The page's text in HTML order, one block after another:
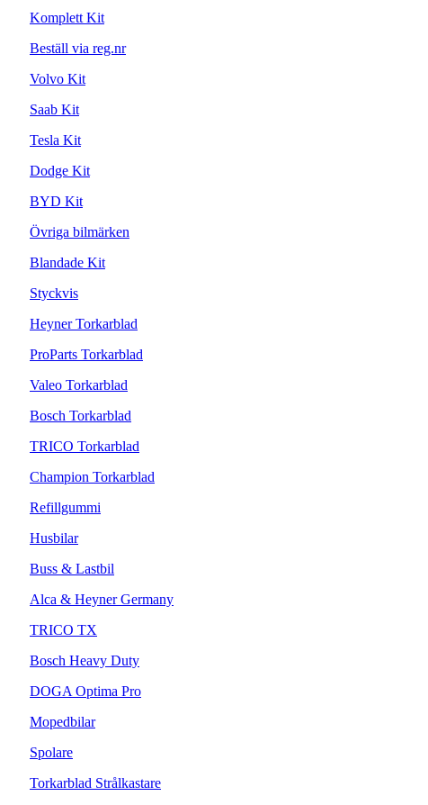
Komplett Kit
Beställ via reg.nr
Volvo Kit
Saab Kit
Tesla Kit
Dodge Kit
BYD Kit
Övriga bilmärken
Blandade Kit
Styckvis
Heyner Torkarblad
ProParts Torkarblad
Valeo Torkarblad
Bosch Torkarblad
TRICO Torkarblad
Champion Torkarblad
Refillgummi
Husbilar
Buss & Lastbil
Alca & Heyner Germany
TRICO TX
Bosch Heavy Duty
DOGA Optima Pro
Mopedbilar
Spolare
Torkarblad Strålkastare